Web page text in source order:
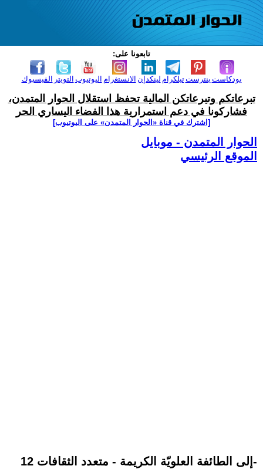
تابعونا على:
الفيسبوك التويتر اليوتيوب الانستغرام لينكدإن تيلكرامبنترست بودكاست
تبرعاتكم وتبرعاتكن المالية تحفظ استقلال الحوار المتمدن،
فشاركونا في دعم استمرارية هذا الفضاء اليساري الحر
[اشترك في قناة ‫«الحوار المتمدن» على اليوتيوب]
الحوار المتمدن - موبايل
الموقع الرئيسي
إلى الطائفة العلويّة الكريمة - متعدد الثقافات 12-